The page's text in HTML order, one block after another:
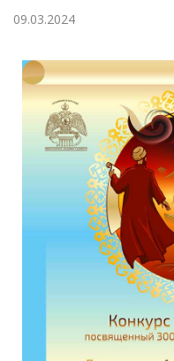
09.03.2024